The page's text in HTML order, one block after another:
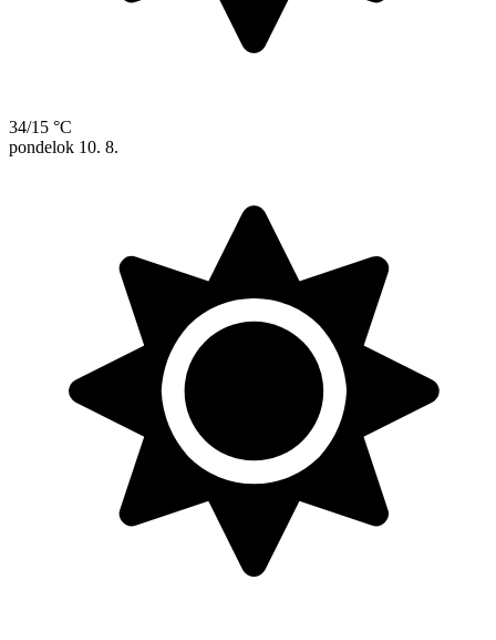
34/15 °C
pondelok 10. 8.